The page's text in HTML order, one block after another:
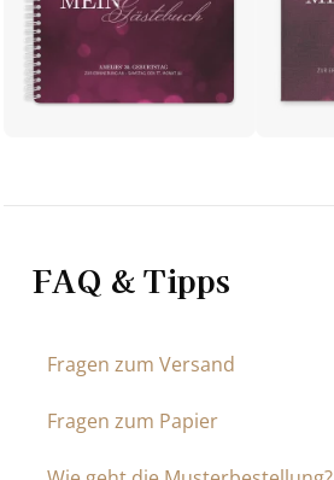
FAQ & Tipps
Fragen zum Versand
Fragen zum Papier